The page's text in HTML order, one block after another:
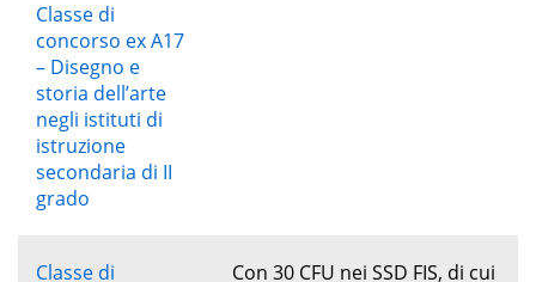
Classe di
concorso ex A17
– Disegno e
storia dell’arte
negli istituti di
istruzione
secondaria di II
grado
Classe di Con 30 CFU nei SSD FIS, di cui